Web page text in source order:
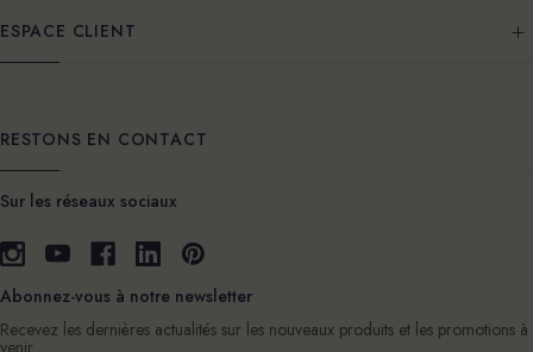
ESPACE CLIENT
RESTONS EN CONTACT
Sur les réseaux sociaux
Abonnez-vous à notre newsletter
Recevez les dernières actualités sur les nouveaux produits et les promotions à
venir